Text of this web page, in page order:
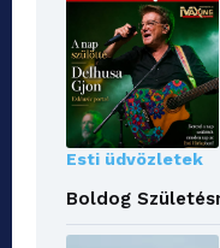
Esti üdvözletek
Boldog